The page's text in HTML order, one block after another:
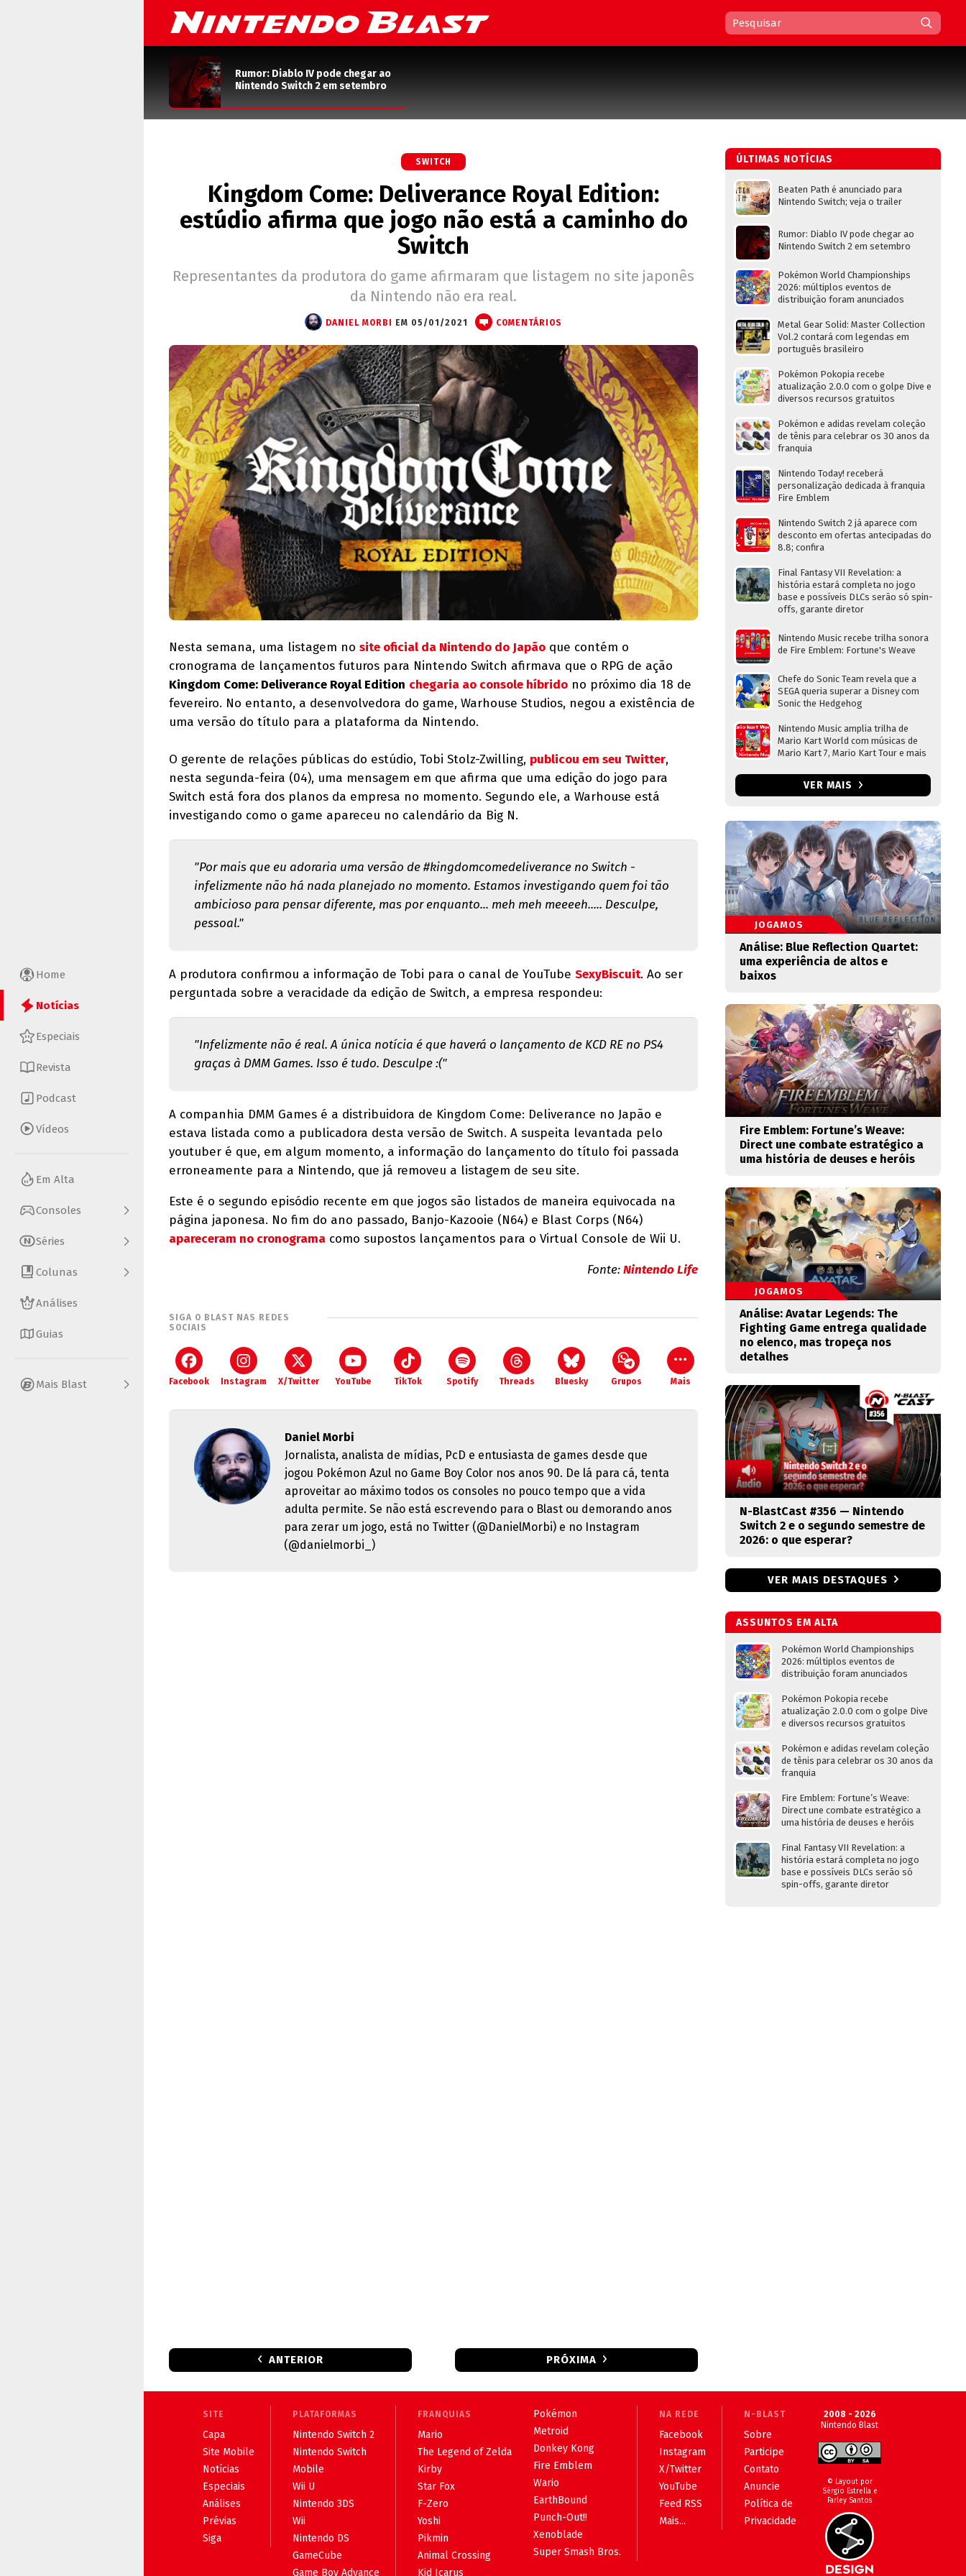
Home
Notícias
Especiais
Revista
Podcast
Vídeos
Em Alta
Consoles
Séries
Colunas
Análises
Guias
Mais Blast
Rumor: Diablo IV pode chegar ao
Nintendo Switch 2 em setembro
SWITCH
Kingdom Come: Deliverance Royal Edition:
estúdio afirma que jogo não está a caminho do
Switch
Representantes da produtora do game afirmaram que listagem no site japonês
da Nintendo não era real.
DANIEL MORBI EM 05/01/2021 COMENTÁRIOS
Nesta semana, uma listagem no site oficial da Nintendo do Japão que contém o
cronograma de lançamentos futuros para Nintendo Switch afirmava que o RPG de ação
Kingdom Come: Deliverance Royal Edition chegaria ao console híbrido no próximo dia 18 de
fevereiro. No entanto, a desenvolvedora do game, Warhouse Studios, negou a existência de
uma versão do título para a plataforma da Nintendo.
O gerente de relações públicas do estúdio, Tobi Stolz-Zwilling, publicou em seu Twitter,
nesta segunda-feira (04), uma mensagem em que afirma que uma edição do jogo para
Switch está fora dos planos da empresa no momento. Segundo ele, a Warhouse está
investigando como o game apareceu no calendário da Big N.
"Por mais que eu adoraria uma versão de #kingdomcomedeliverance no Switch -
infelizmente não há nada planejado no momento. Estamos investigando quem foi tão
ambicioso para pensar diferente, mas por enquanto... meh meh meeeeh..... Desculpe,
pessoal."
A produtora confirmou a informação de Tobi para o canal de YouTube SexyBiscuit. Ao ser
perguntada sobre a veracidade da edição de Switch, a empresa respondeu:
"Infelizmente não é real. A única notícia é que haverá o lançamento de KCD RE no PS4
graças à DMM Games. Isso é tudo. Desculpe :("
A companhia DMM Games é a distribuidora de Kingdom Come: Deliverance no Japão e
estava listada como a publicadora desta versão de Switch. A suspeita levantada pelo
youtuber é que, em algum momento, a informação do lançamento do título foi passada
erroneamente para a Nintendo, que já removeu a listagem de seu site.
Este é o segundo episódio recente em que jogos são listados de maneira equivocada na
página japonesa. No fim do ano passado, Banjo-Kazooie (N64) e Blast Corps (N64)
apareceram no cronograma como supostos lançamentos para o Virtual Console de Wii U.
Fonte:Nintendo Life
SIGA O BLAST NAS REDES
SOCIAIS
Facebook Instagram X/Twitter YouTube TikTok Spotify Threads Bluesky Grupos Mais
Daniel Morbi
Jornalista, analista de mídias, PcD e entusiasta de games desde que
jogou Pokémon Azul no Game Boy Color nos anos 90. De lá para cá, tenta
aproveitar ao máximo todos os consoles no pouco tempo que a vida
adulta permite. Se não está escrevendo para o Blast ou demorando anos
para zerar um jogo, está no Twitter (@DanielMorbi) e no Instagram
(@danielmorbi_)
ANTERIOR PRÓXIMA
ÚLTIMAS NOTÍCIAS
Beaten Path é anunciado para
Nintendo Switch; veja o trailer
Rumor: Diablo IV pode chegar ao
Nintendo Switch 2 em setembro
Pokémon World Championships
2026: múltiplos eventos de
distribuição foram anunciados
Metal Gear Solid: Master Collection
Vol.2 contará com legendas em
português brasileiro
Pokémon Pokopia recebe
atualização 2.0.0 com o golpe Dive e
diversos recursos gratuitos
Pokémon e adidas revelam coleção
de tênis para celebrar os 30 anos da
franquia
Nintendo Today! receberá
personalização dedicada à franquia
Fire Emblem
Nintendo Switch 2 já aparece com
desconto em ofertas antecipadas do
8.8; confira
Final Fantasy VII Revelation: a
história estará completa no jogo
base e possíveis DLCs serão só spin-
offs, garante diretor
Nintendo Music recebe trilha sonora
de Fire Emblem: Fortune's Weave
Chefe do Sonic Team revela que a
SEGA queria superar a Disney com
Sonic the Hedgehog
Nintendo Music amplia trilha de
Mario Kart World com músicas de
Mario Kart 7, Mario Kart Tour e mais
VER MAIS
JOGAMOS
Análise: Blue Reflection Quartet:
uma experiência de altos e
baixos
Fire Emblem: Fortune’s Weave:
Direct une combate estratégico a
uma história de deuses e heróis
JOGAMOS
Análise: Avatar Legends: The
Fighting Game entrega qualidade
no elenco, mas tropeça nos
detalhes
N-BlastCast #356 — Nintendo
Switch 2 e o segundo semestre de
2026: o que esperar?
VER MAIS DESTAQUES
ASSUNTOS EM ALTA
Pokémon World Championships
2026: múltiplos eventos de
distribuição foram anunciados
Pokémon Pokopia recebe
atualização 2.0.0 com o golpe Dive
e diversos recursos gratuitos
Pokémon e adidas revelam coleção
de tênis para celebrar os 30 anos da
franquia
Fire Emblem: Fortune’s Weave:
Direct une combate estratégico a
uma história de deuses e heróis
Final Fantasy VII Revelation: a
história estará completa no jogo
base e possíveis DLCs serão só
spin-offs, garante diretor
SITE
Capa
Site Mobile
Notícias
Especiais
Análises
Prévias
Siga
PLATAFORMAS
Nintendo Switch 2
Nintendo Switch
Mobile
Wii U
Nintendo 3DS
Wii
Nintendo DS
GameCube
Game Boy Advance
FRANQUIAS
Mario
The Legend of Zelda
Kirby
Star Fox
F-Zero
Yoshi
Pikmin
Animal Crossing
Kid Icarus
Pokémon
Metroid
Donkey Kong
Fire Emblem
Wario
EarthBound
Punch-Out!!
Xenoblade
Super Smash Bros.
NA REDE
Facebook
Instagram
X/Twitter
YouTube
Feed RSS
Mais...
N-BLAST
Sobre
Participe
Contato
Anuncie
Política de
Privacidade
2008 - 2026
Nintendo Blast
© Layout por
Sérgio Estrella e
Farley Santos